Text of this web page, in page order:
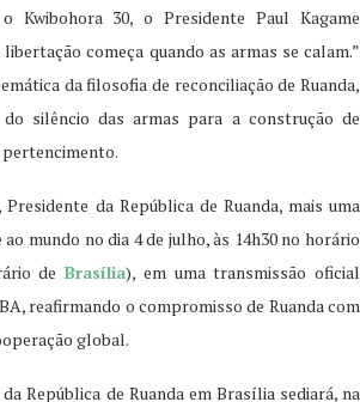
Kwibohora 30, o Presidente Paul Kagame
começa quando as armas se calam.”
da filosofia de reconciliação de Ruanda,
silêncio das armas para a construção de
pertencimento.
Presidente da República de Ruanda, mais uma
mundo no dia 4 de julho, às 14h30 no horário
deBrasília), em uma transmissão oficial
reafirmando o compromisso de Ruanda com
global.
República de Ruanda em Brasília sediará, na